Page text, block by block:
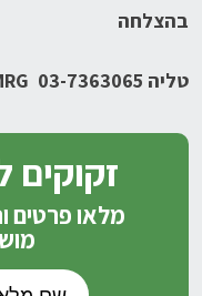
בהצלחה
טליה 03-7363065
זקוקים
מלאו פרטים